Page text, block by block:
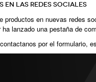
en las redes sociales
productos en nuevas redes
lanzado una pestaña de
contactanos por el formulario,